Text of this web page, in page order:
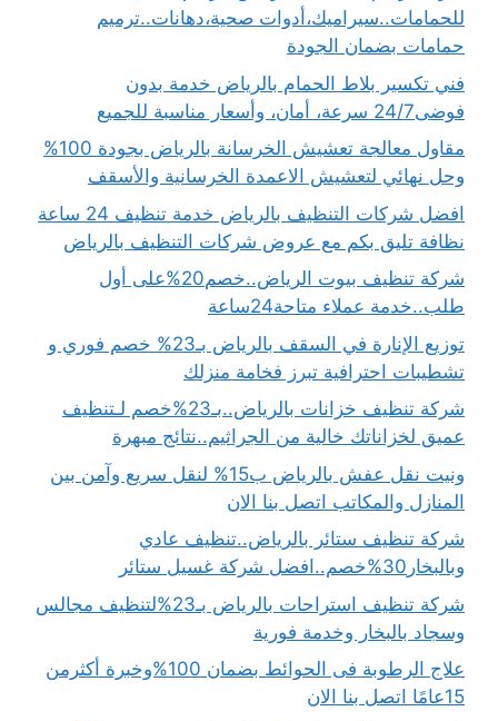
للحمامات..سيراميك،أدوات صحية،دهانات..ترميم
حمامات بضمان الجودة
فني تكسير بلاط الحمام بالرياض خدمة بدون
فوضى24/7 سرعة، أمان، وأسعار مناسبة للجميع
مقاول معالجة تعشيش الخرسانة بالرياض بجودة 100%
وحل نهائي لتعشيش الاعمدة الخرسانية والأسقف
افضل شركات التنظيف بالرياض خدمة تنظيف 24 ساعة
نظافة تليق بكم مع عروض شركات التنظيف بالرياض
شركة تنظيف بيوت الرياض..خصم20%على أول
طلب..خدمة عملاء متاحة24ساعة
توزيع الإنارة في السقف بالرياض بـ23% خصم فوري و
تشطيبات احترافية تبرز فخامة منزلك
شركة تنظيف خزانات بالرياض..بـ23%خصم لـتنظيف
عميق لخزاناتك خالية من الجراثيم..نتائج مبهرة
ونيت نقل عفش بالرياض ب15% لنقل سريع وآمن بين
المنازل والمكاتب اتصل بنا الان
شركة تنظيف ستائر بالرياض..تنظيف عادي
وبالبخار30%خصم..افضل شركة غسيل ستائر
شركة تنظيف استراحات بالرياض بـ23%لتنظيف مجالس
وسجاد بالبخار وخدمة فورية
علاج الرطوبة فى الحوائط بضمان 100%وخبرة أكثرمن
15عامًا اتصل بنا الان